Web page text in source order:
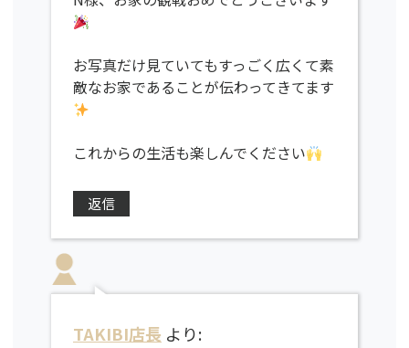
お写真だけ見ていてもすっごく広くて素
敵なお家であることが伝わってきてます
これからの生活も楽しんでください
返信
TAKIBI店長 より: